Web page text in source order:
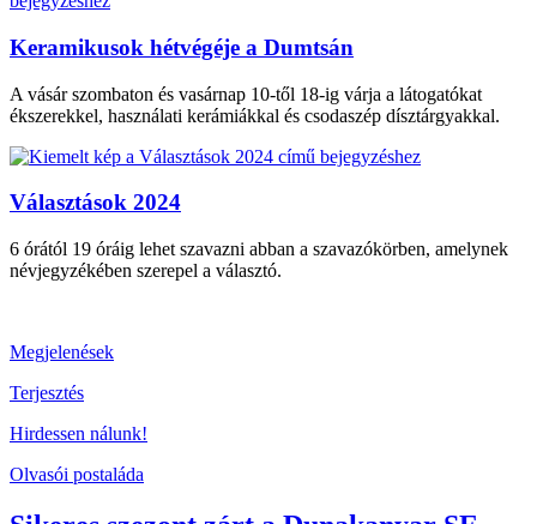
Keramikusok hétvégéje a Dumtsán
A vásár szombaton és vasárnap 10-től 18-ig várja a látogatókat
ékszerekkel, használati kerámiákkal és csodaszép dísztárgyakkal.
Választások 2024
6 órától 19 óráig lehet szavazni abban a szavazókörben, amelynek
névjegyzékében szerepel a választó.
Megjelenések
Terjesztés
Hirdessen nálunk!
Olvasói postaláda